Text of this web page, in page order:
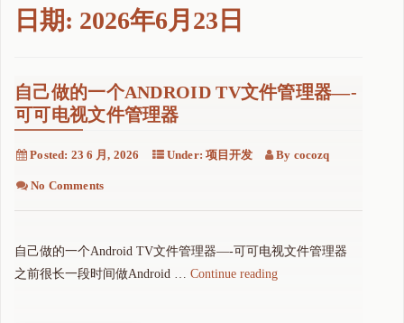
日期: 2026年6月23日
自己做的一个ANDROID TV文件管理器—-
可可电视文件管理器
Posted: 23 6 月, 2026 Under: 项目开发 By cocozq
No Comments
自己做的一个Android TV文件管理器—-可可电视文件管理器
之前很长一段时间做Android … Continue reading"